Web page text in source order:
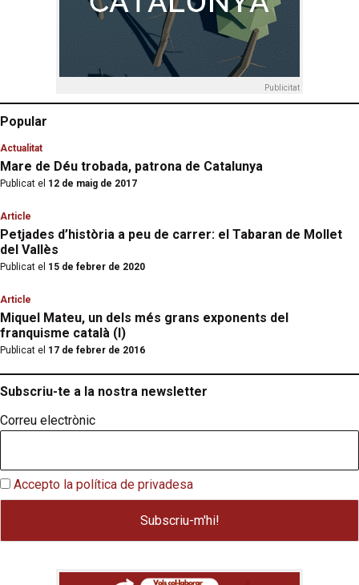
Publicitat
Popular
Actualitat
Mare de Déu trobada, patrona de Catalunya
Publicat el 12 de maig de 2017
Article
Petjades d’història a peu de carrer: el Tabaran de Mollet
del Vallès
Publicat el 15 de febrer de 2020
Article
Miquel Mateu, un dels més grans exponents del
franquisme català (I)
Publicat el 17 de febrer de 2016
Subscriu-te a la nostra newsletter
Correu electrònic
Accepto la política de privadesa